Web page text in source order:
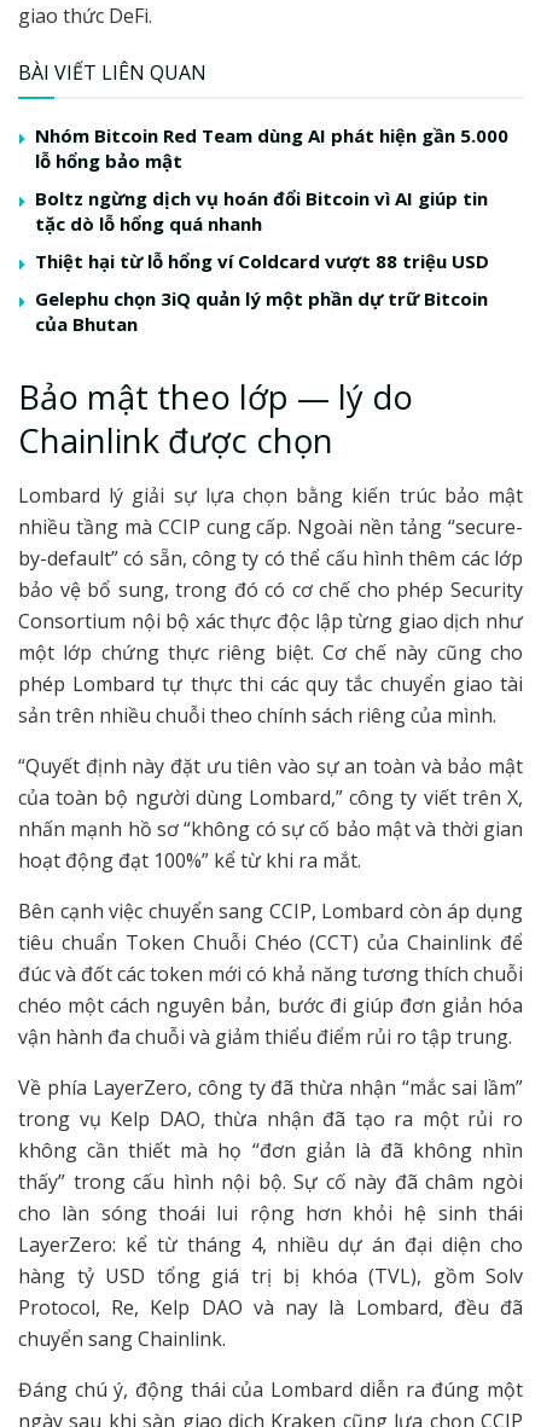
giao thức DeFi.
BÀI VIẾT LIÊN QUAN
Nhóm Bitcoin Red Team dùng AI phát hiện gần 5.000
lỗ hổng bảo mật
Boltz ngừng dịch vụ hoán đổi Bitcoin vì AI giúp tin
tặc dò lỗ hổng quá nhanh
Thiệt hại từ lỗ hổng ví Coldcard vượt 88 triệu USD
Gelephu chọn 3iQ quản lý một phần dự trữ Bitcoin
của Bhutan
Bảo mật theo lớp — lý do
Chainlink được chọn
Lombard lý giải sự lựa chọn bằng kiến trúc bảo mật
nhiều tầng mà CCIP cung cấp. Ngoài nền tảng “secure-
by-default” có sẵn, công ty có thể cấu hình thêm các lớp
bảo vệ bổ sung, trong đó có cơ chế cho phép Security
Consortium nội bộ xác thực độc lập từng giao dịch như
một lớp chứng thực riêng biệt. Cơ chế này cũng cho
phép Lombard tự thực thi các quy tắc chuyển giao tài
sản trên nhiều chuỗi theo chính sách riêng của mình.
“Quyết định này đặt ưu tiên vào sự an toàn và bảo mật
của toàn bộ người dùng Lombard,” công ty viết trên X,
nhấn mạnh hồ sơ “không có sự cố bảo mật và thời gian
hoạt động đạt 100%” kể từ khi ra mắt.
Bên cạnh việc chuyển sang CCIP, Lombard còn áp dụng
tiêu chuẩn Token Chuỗi Chéo (CCT) của Chainlink để
đúc và đốt các token mới có khả năng tương thích chuỗi
chéo một cách nguyên bản, bước đi giúp đơn giản hóa
vận hành đa chuỗi và giảm thiểu điểm rủi ro tập trung.
Về phía LayerZero, công ty đã thừa nhận “mắc sai lầm”
trong vụ Kelp DAO, thừa nhận đã tạo ra một rủi ro
không cần thiết mà họ “đơn giản là đã không nhìn
thấy” trong cấu hình nội bộ. Sự cố này đã châm ngòi
cho làn sóng thoái lui rộng hơn khỏi hệ sinh thái
LayerZero: kể từ tháng 4, nhiều dự án đại diện cho
hàng tỷ USD tổng giá trị bị khóa (TVL), gồm Solv
Protocol, Re, Kelp DAO và nay là Lombard, đều đã
chuyển sang Chainlink.
Đáng chú ý, động thái của Lombard diễn ra đúng một
ngày sau khi sàn giao dịch Kraken cũng lựa chọn CCIP